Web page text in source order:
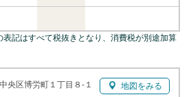
央区博労町１丁目８-１ 地図をみる
記はすべて税抜きとなり、消費税が別途加算